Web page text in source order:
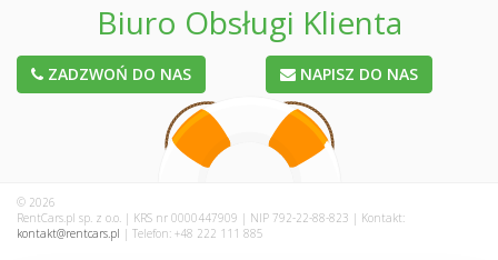
Biuro Obsługi Klienta
ZADZWOŃ DO NAS NAPISZ DO NAS
© 2026
RentCars.pl sp. z o.o. | KRS nr 0000447909 | NIP 792-22-88-823 | Kontakt:
kontakt@rentcars.pl | Telefon: +48 222 111 885